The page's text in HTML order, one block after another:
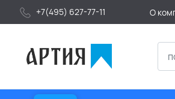
+7(495) 627-77-11 О